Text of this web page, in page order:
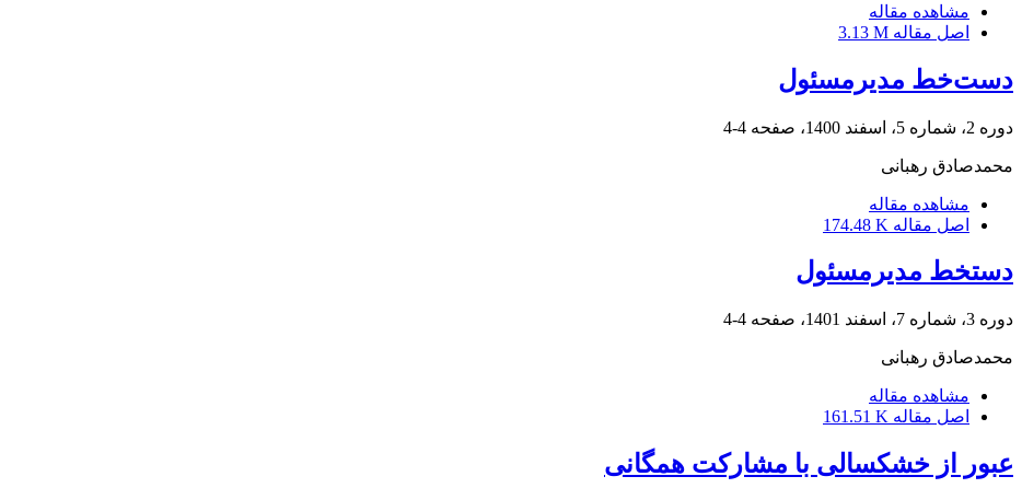
مشاهده مقاله
اصل مقاله 3.13 M
دست‌خط مدیرمسئول
دوره 2، شماره 5، اسفند 1400، صفحه 4-4
محمدصادق رهبانی
مشاهده مقاله
اصل مقاله 174.48 K
دستخط مدیرمسئول
دوره 3، شماره 7، اسفند 1401، صفحه 4-4
محمدصادق رهبانی
مشاهده مقاله
اصل مقاله 161.51 K
عبور از خشکسالی با مشارکت همگانی